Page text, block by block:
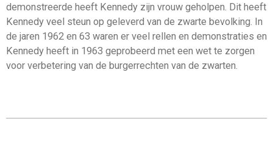
demonstreerde heeft Kennedy zijn vrouw geholpen. Dit heeft
Kennedy veel steun op geleverd van de zwarte bevolking. In
de jaren 1962 en 63 waren er veel rellen en demonstraties en
Kennedy heeft in 1963 geprobeerd met een wet te zorgen
voor verbetering van de burgerrechten van de zwarten.